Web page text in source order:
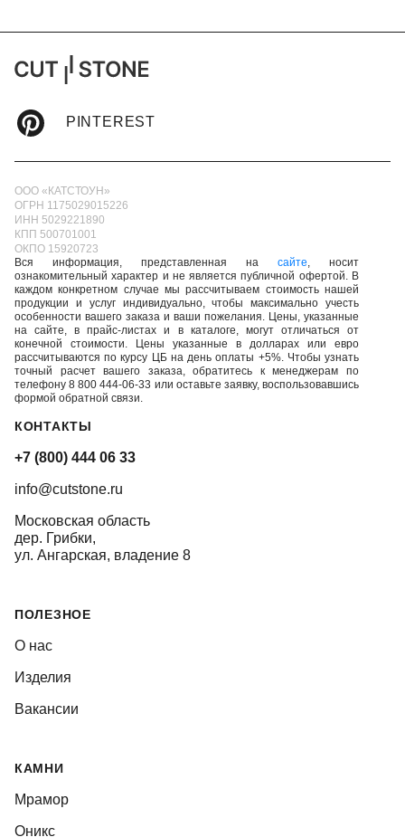
PINTEREST
ООО «КАТСТОУН»
ОГРН 1175029015226
ИНН 5029221890
КПП 500701001
ОКПО 15920723
Вся информация, представленная на сайте, носит
ознакомительный характер и не является публичной офертой. В
каждом конкретном случае мы рассчитываем стоимость нашей
продукции и услуг индивидуально, чтобы максимально учесть
особенности вашего заказа и ваши пожелания. Цены, указанные
на сайте, в прайс-листах и в каталоге, могут отличаться от
конечной стоимости. Цены указанные в долларах или евро
рассчитываются по курсу ЦБ на день оплаты +5%. Чтобы узнать
точный расчет вашего заказа, обратитесь к менеджерам по
телефону 8 800 444-06-33 или оставьте заявку, воспользовавшись
формой обратной связи.
КОНТАКТЫ
+7 (800) 444 06 33
info@cutstone.ru
Московская область
дер. Грибки,
ул. Ангарская, владение 8
ПОЛЕЗНОЕ
О нас
Изделия
Вакансии
КАМНИ
Мрамор
Оникс